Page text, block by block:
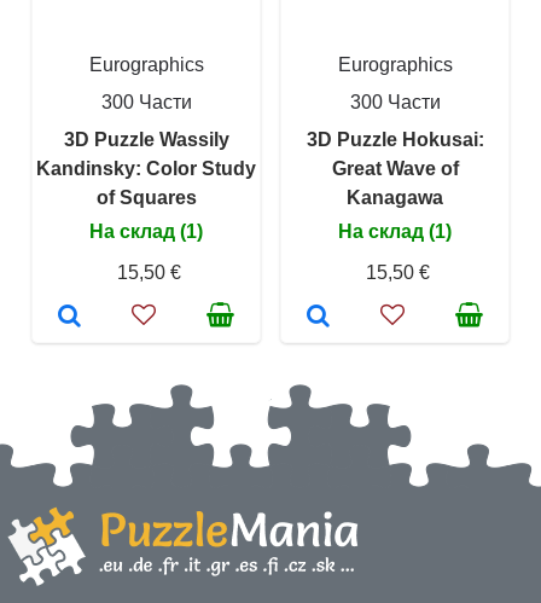
Eurographics
300 Части
3D Puzzle Wassily
Kandinsky: Color Study
of Squares
На склад (1)
15,50 €
Eurographics
300 Части
3D Puzzle Hokusai:
Great Wave of
Kanagawa
На склад (1)
15,50 €